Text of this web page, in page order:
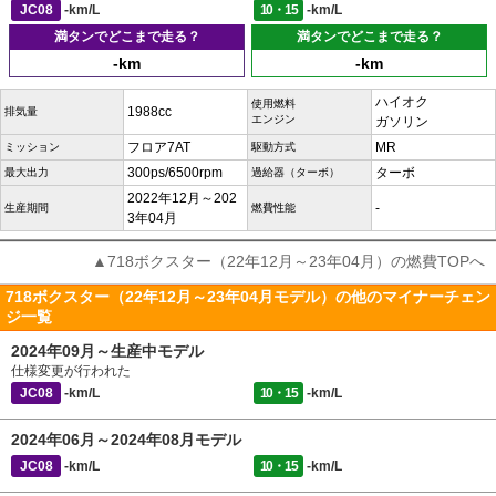
JC08 -km/L 10・15
-km/L
満タンでどこまで走る？
-km
満タンでどこまで走る？
-km
排気量 1988cc
使用燃料
エンジン
ハイオク
ガソリン
ミッション フロア7AT 駆動方式 MR
最大出力 300ps/6500rpm 過給器（ターボ） ターボ
生産期間
2022年12月～202
3年04月
燃費性能 -
▲718ボクスター（22年12月～23年04月）の燃費TOPへ
718ボクスター（22年12月～23年04月モデル）の他のマイナーチェン
ジ一覧
2024年09月～生産中モデル
仕様変更が行われた
JC08
-km/L 10・15 -km/L
2024年06月～2024年08月モデル
JC08 -km/L 10・15 -km/L